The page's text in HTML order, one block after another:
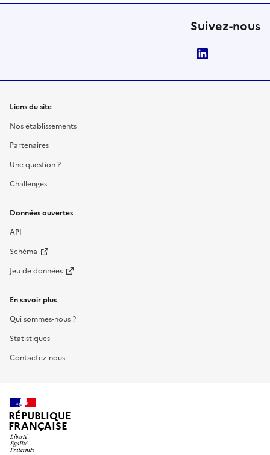
Suivez-nous
Liens du site
Nos établissements
Partenaires
Une question ?
Challenges
Données ouvertes
API
Schéma
Jeu de données
En savoir plus
Qui sommes-nous ?
Statistiques
Contactez-nous
RÉPUBLIQUE
FRANÇAISE